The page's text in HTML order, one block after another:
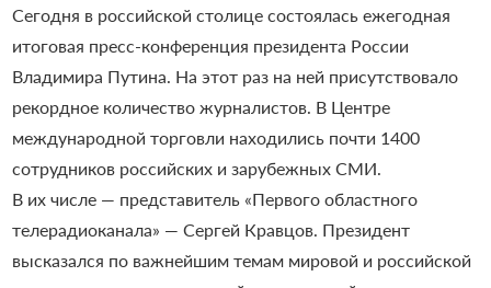
Сегодня в российской столице состоялась ежегодная
итоговая пресс-конференция президента России
Владимира Путина. На этот раз на ней присутствовало
рекордное количество журналистов. В Центре
международной торговли находились почти 1400
сотрудников российских и зарубежных СМИ.
В их числе — представитель «Первого областного
телерадиоканала» — Сергей Кравцов. Президент
высказался по важнейшим темам мировой и российской